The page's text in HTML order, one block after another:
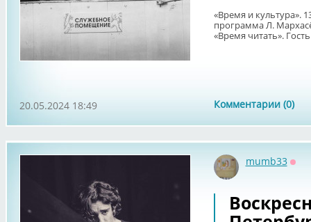
«Время и культура».
программа Л.
«Время читать».
Комментарии (0)
20.05.2024 18:49
mumb33